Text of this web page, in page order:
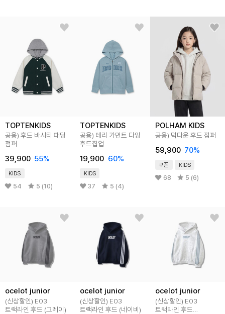
TOPTENKIDS
공용) 후드 바시티 패딩
점퍼
39,900 55%
KIDS
54 5 (10)
TOPTENKIDS
공용) 테리 가먼트 다잉
후드집업
19,900 60%
KIDS
37 5 (4)
POLHAM KIDS
공용) 덕다운 후드 점퍼
59,900 70%
쿠폰 KIDS
68 5 (6)
ocelot junior
(신상할인) E03
트랙라인 후드 (그레이)
ocelot junior
(신상할인) E03
트랙라인 후드 (네이비)
ocelot junior
(신상할인) E03
트랙라인 후드